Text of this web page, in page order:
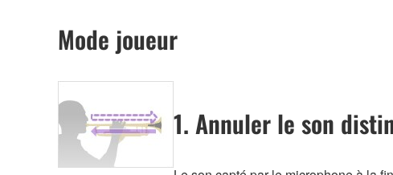
Mode joueur
1. Annuler le son